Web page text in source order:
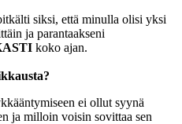
siksi, että minulla olisi yksi
ja parantaakseni
koko ajan.
ei ollut syynä
ja milloin voisin sovittaa sen